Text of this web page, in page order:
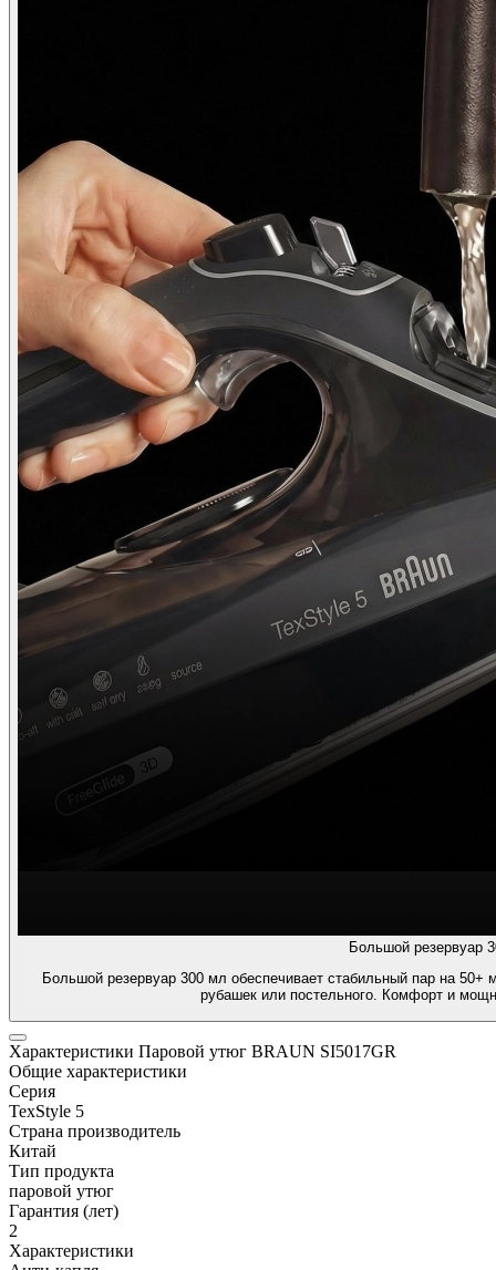
Большой резервуар
Большой резервуар 300 мл обеспечивает стабильный пар на 50+
рубашек или постельного. Комфорт и
Характеристики Паровой утюг BRAUN SI5017GR
Общие характеристики
Серия
TexStyle 5
Страна производитель
Китай
Тип продукта
паровой утюг
Гарантия (лет)
2
Характеристики